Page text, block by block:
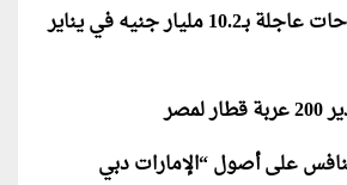
“المالية” تعتمد إتاحات عاجلة بـ10.2 مليار جنيه في يناير
على أصول “الإمارات دبي